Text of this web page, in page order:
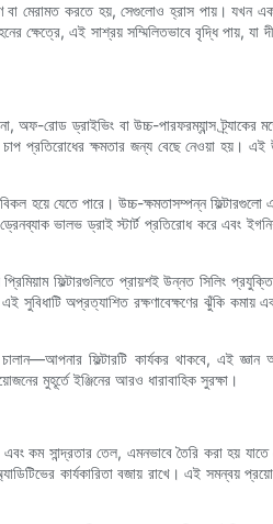
বা মেরামত করতে হয়, সেগুলোও হ্রাস পায়। যখন
এই সাশ্রয় সম্মিলিতভাবে বৃদ্ধি পায়, যা
অফ-রোড ড্রাইভিং বা উচ্চ-পারফরম্যান্স
প্রতিরোধের ক্ষমতার জন্য বেছে নেওয়া হয়। এই
হয়ে যেতে পারে। উচ্চ-ক্ষমতাসম্পন্ন
ভালভ ড্রাই স্টার্ট প্রতিরোধ করে এবং
ফিল্টারগুলিতে প্রায়শই উন্নত সিলিং
সুবিধাটি অপ্রত্যাশিত রক্ষণাবেক্ষণের ঝুঁকি কমায়
ফিল্টারটি কার্যকর থাকবে, এই
মুহূর্তে ইঞ্জিনের আরও ধারাবাহিক সুরক্ষা।
সান্দ্রতার তেল, এমনভাবে তৈরি করা হয় যাতে
কার্যকারিতা বজায় রাখে। এই সমন্বয়